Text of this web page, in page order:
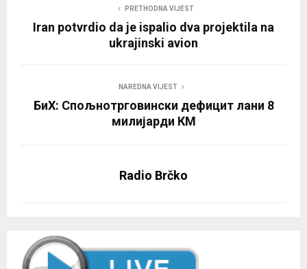
PRETHODNA VIJEST
Iran potvrdio da je ispalio dva projektila na
ukrajinski avion
NAREDNA VIJEST
БиХ: Спољнотрговински дефицит лани 8
милијарди КМ
Radio Brčko